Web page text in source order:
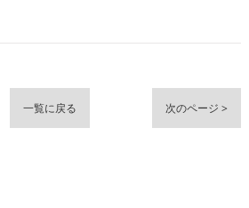
一覧に戻る 次のページ >